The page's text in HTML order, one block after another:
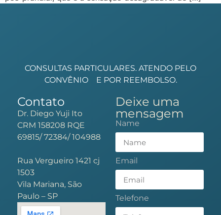
CONSULTAS PARTICULARES. ATENDO PELO
CONVÊNIO
E POR REEMBOLSO.
Contato
Dr. Diego Yuji Ito
CRM 158208 RQE
69815/ 72384/ 104988
Rua Vergueiro 1421 cj
1503
Vila Mariana, São
Paulo – SP
Deixe uma
mensagem
Name
Email
Telefone